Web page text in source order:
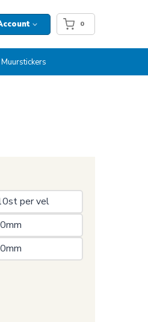
0
Muurstickers
per vel